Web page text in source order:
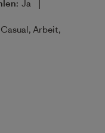
Ja
Arbeit,